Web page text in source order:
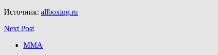
Источник: allboxing.ru
Next Post
ММА